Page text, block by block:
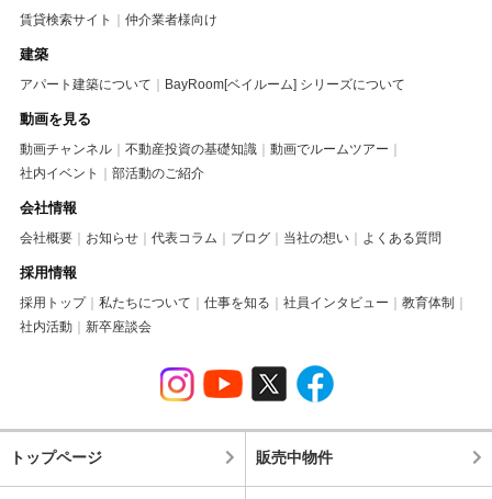
賃貸検索サイト 仲介業者様向け
建築
アパート建築について BayRoom[ベイルーム] シリーズについて
動画を見る
動画チャンネル 不動産投資の基礎知識
動画でルームツアー
社内イベント
部活動のご紹介
会社情報
会社概要 お知らせ 代表コラム ブログ 当社の想い よくある質問
採用情報
採用トップ 私たちについて 仕事を知る 社員インタビュー
教育体制
社内活動
新卒座談会
トップページ 販売中物件